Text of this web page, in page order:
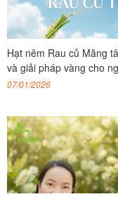
Hạt nêm Rau củ Măng
và giải pháp vàng cho
07/01/2026